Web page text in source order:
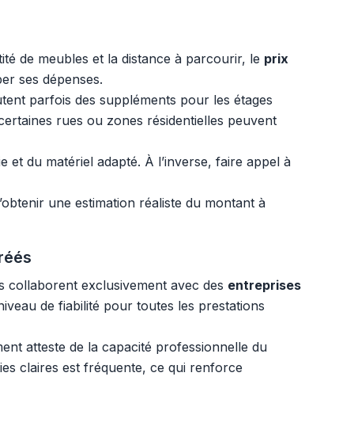
de meubles et la distance à parcourir, le prix
ses dépenses.
parfois des suppléments pour les étages
rues ou zones résidentielles peuvent
et du matériel adapté. À l’inverse, faire appel à
une estimation réaliste du montant à
collaborent exclusivement avec des entreprises
de fiabilité pour toutes les prestations
atteste de la capacité professionnelle du
claires est fréquente, ce qui renforce